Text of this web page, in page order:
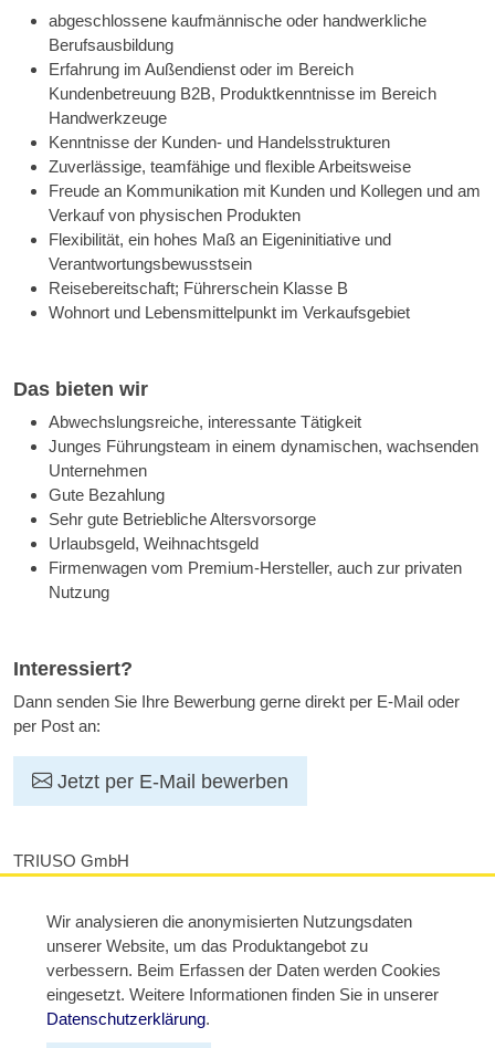
abgeschlossene kaufmännische oder handwerkliche
Berufsausbildung
Erfahrung im Außendienst oder im Bereich
Kundenbetreuung B2B, Produktkenntnisse im Bereich
Handwerkzeuge
Kenntnisse der Kunden- und Handelsstrukturen
Zuverlässige, teamfähige und flexible Arbeitsweise
Freude an Kommunikation mit Kunden und Kollegen und am
Verkauf von physischen Produkten
Flexibilität, ein hohes Maß an Eigeninitiative und
Verantwortungsbewusstsein
Reisebereitschaft; Führerschein Klasse B
Wohnort und Lebensmittelpunkt im Verkaufsgebiet
Das bieten wir
Abwechslungsreiche, interessante Tätigkeit
Junges Führungsteam in einem dynamischen, wachsenden
Unternehmen
Gute Bezahlung
Sehr gute Betriebliche Altersvorsorge
Urlaubsgeld, Weihnachtsgeld
Firmenwagen vom Premium-Hersteller, auch zur privaten
Nutzung
Interessiert?
Dann senden Sie Ihre Bewerbung gerne direkt per E-Mail oder
per Post an:
Jetzt per E-Mail bewerben
TRIUSO GmbH
Steeg 4
84428 Buchbach
E-Mail:karriere@triuso.de
Telefon:+49 8086 9308-401
Wir analysieren die anonymisierten Nutzungsdaten
unserer Website, um das Produktangebot zu
verbessern. Beim Erfassen der Daten werden Cookies
eingesetzt. Weitere Informationen finden Sie in unserer
Datenschutzerklärung.